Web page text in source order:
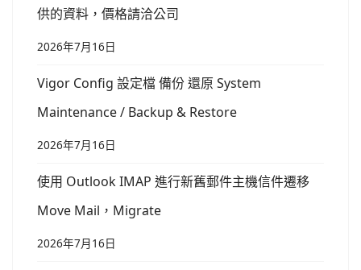
供的資料，價格請洽公司
2026年7月16日
Vigor Config 設定檔 備份 還原 System
Maintenance / Backup & Restore
2026年7月16日
使用 Outlook IMAP 進行新舊郵件主機信件遷移
Move Mail，Migrate
2026年7月16日